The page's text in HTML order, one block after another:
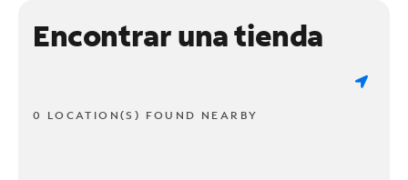
Encontrar una tienda
0 LOCATION(S) FOUND NEARBY